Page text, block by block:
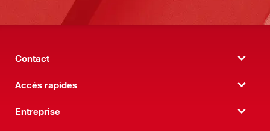
Contact
Accès rapides
Entreprise